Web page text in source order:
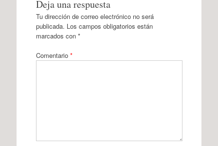
Deja una respuesta
Tu dirección de correo electrónico no será
publicada. Los campos obligatorios están
marcados con *
Comentario *